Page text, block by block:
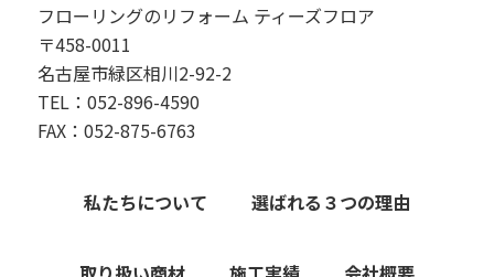
フローリングのリフォーム ティーズフロア
〒458-0011
名古屋市緑区相川2-92-2
TEL：052-896-4590
FAX：052-875-6763
私たちについて 選ばれる３つの理由